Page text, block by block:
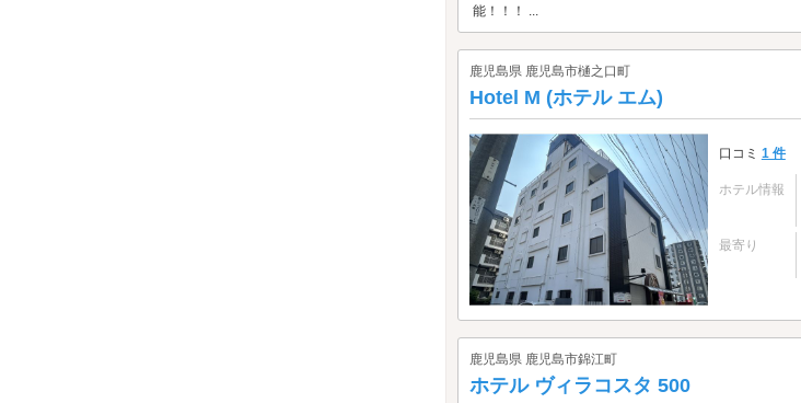
能！！！ ...
鹿児島県 鹿児島市樋之口町
Hotel M (ホテル エム)
口コミ 1 件
ホテル情報
最寄り
鹿児島県 鹿児島市錦江町
ホテル ヴィラコスタ 500